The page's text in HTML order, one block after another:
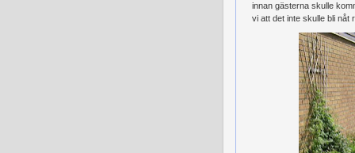
innan gästerna skulle
vi att det inte skulle bli nåt